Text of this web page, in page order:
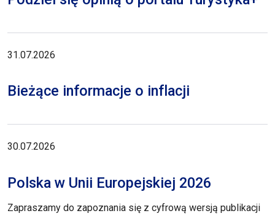
31.07.2026
Bieżące informacje o inflacji
30.07.2026
Polska w Unii Europejskiej 2026
Zapraszamy do zapoznania się z cyfrową wersją publikacji